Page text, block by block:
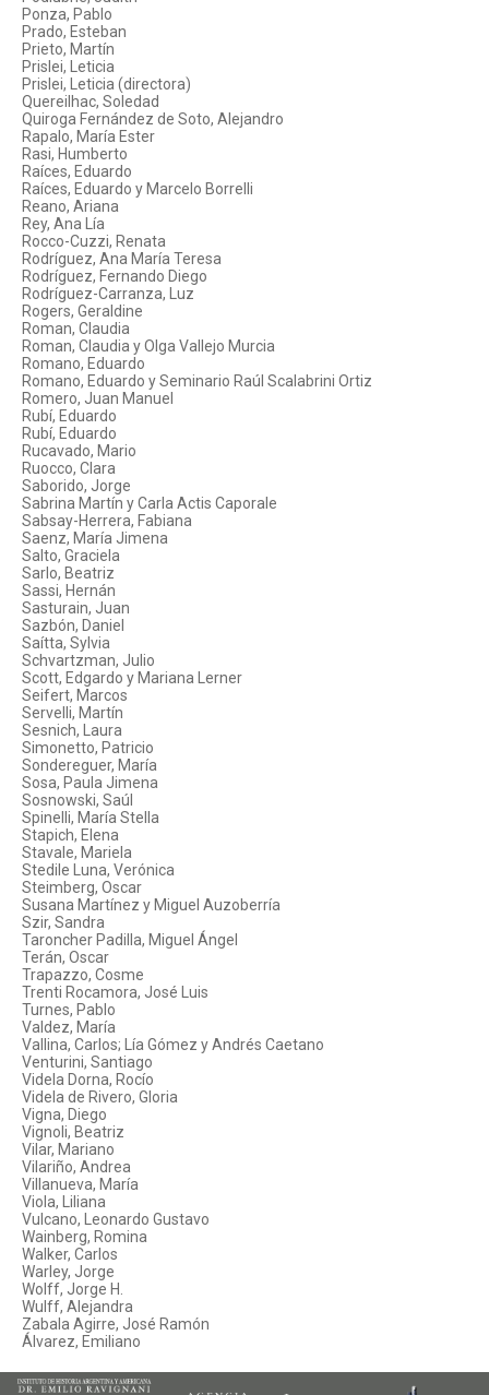
Ponza, Pablo
Prado, Esteban
Prieto, Martín
Prislei, Leticia
Prislei, Leticia (directora)
Quereilhac, Soledad
Quiroga Fernández de Soto, Alejandro
Rapalo, María Ester
Rasi, Humberto
Raíces, Eduardo
Raíces, Eduardo y Marcelo Borrelli
Reano, Ariana
Rey, Ana Lía
Rocco-Cuzzi, Renata
Rodríguez, Ana María Teresa
Rodríguez, Fernando Diego
Rodríguez-Carranza, Luz
Rogers, Geraldine
Roman, Claudia
Roman, Claudia y Olga Vallejo Murcia
Romano, Eduardo
Romano, Eduardo y Seminario Raúl Scalabrini Ortiz
Romero, Juan Manuel
Rubí, Eduardo
Rubí, Eduardo
Rucavado, Mario
Ruocco, Clara
Saborido, Jorge
Sabrina Martín y Carla Actis Caporale
Sabsay-Herrera, Fabiana
Saenz, María Jimena
Salto, Graciela
Sarlo, Beatriz
Sassi, Hernán
Sasturain, Juan
Sazbón, Daniel
Saítta, Sylvia
Schvartzman, Julio
Scott, Edgardo y Mariana Lerner
Seifert, Marcos
Servelli, Martín
Sesnich, Laura
Simonetto, Patricio
Sondereguer, María
Sosa, Paula Jimena
Sosnowski, Saúl
Spinelli, María Stella
Stapich, Elena
Stavale, Mariela
Stedile Luna, Verónica
Steimberg, Oscar
Susana Martínez y Miguel Auzoberría
Szir, Sandra
Taroncher Padilla, Miguel Ángel
Terán, Oscar
Trapazzo, Cosme
Trenti Rocamora, José Luis
Turnes, Pablo
Valdez, María
Vallina, Carlos; Lía Gómez y Andrés Caetano
Venturini, Santiago
Videla Dorna, Rocío
Videla de Rivero, Gloria
Vigna, Diego
Vignoli, Beatriz
Vilar, Mariano
Vilariño, Andrea
Villanueva, María
Viola, Liliana
Vulcano, Leonardo Gustavo
Wainberg, Romina
Walker, Carlos
Warley, Jorge
Wolff, Jorge H.
Wulff, Alejandra
Zabala Agirre, José Ramón
Álvarez, Emiliano